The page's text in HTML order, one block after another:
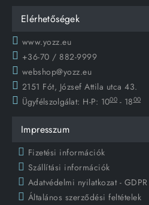
Elérhetőségek
www.yozz.eu
+36-70 / 882-9999
webshop@yozz.eu
2151 Fót, József Attila utca 43.
Ügyfélszolgálat: H-P: 1000 - 1800
Impresszum
Fizetési információk
Szállítási információk
Adatvédelmi nyilatkozat - GDPR
Általános szerződési feltételek